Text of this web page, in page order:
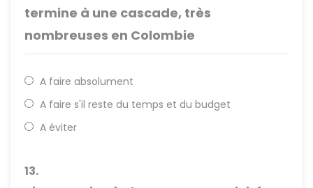
termine à une cascade, très
nombreuses en Colombie
A faire absolument
A faire s'il reste du temps et du budget
A éviter
13.